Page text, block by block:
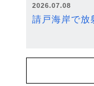
2026.07.08
請戸海岸で放